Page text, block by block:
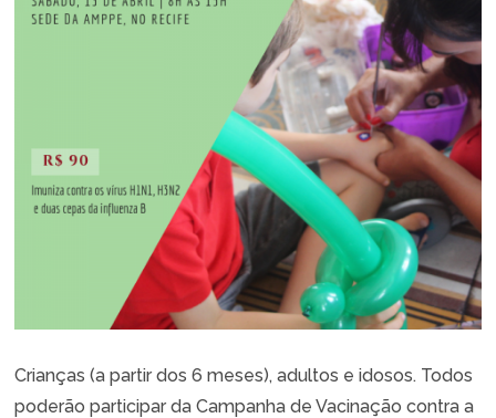
Crianças (a partir dos 6 meses), adultos e idosos. Todos
poderão participar da Campanha de Vacinação contra a